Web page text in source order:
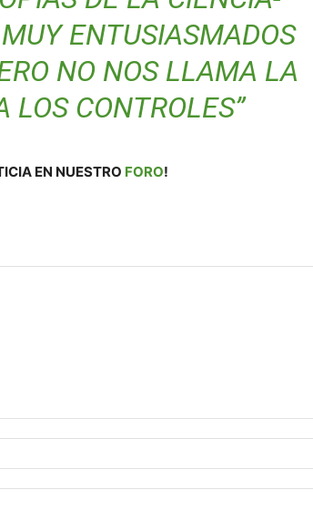
ENTUSIASMADOS
NO NOS LLAMA LA
LOS CONTROLES”
EN NUESTRO FORO!